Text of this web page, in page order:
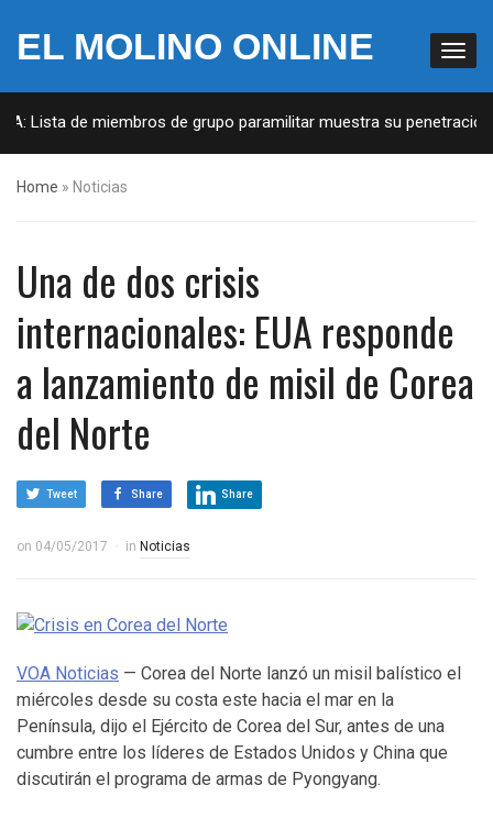
EL MOLINO ONLINE
Lista de miembros de grupo paramilitar muestra su penetración
Home » Noticias
Una de dos crisis
internacionales: EUA responde
a lanzamiento de misil de Corea
del Norte
Tweet Share Share
on 04/05/2017 in Noticias
VOA Noticias — Corea del Norte lanzó un misil balístico el
miércoles desde su costa este hacia el mar en la
Península, dijo el Ejército de Corea del Sur, antes de una
cumbre entre los líderes de Estados Unidos y China que
discutirán el programa de armas de Pyongyang.